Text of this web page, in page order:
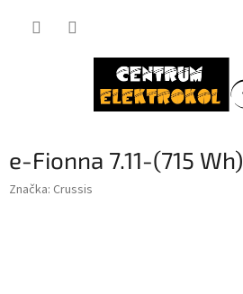
e-Fionna 7.11-(715 Wh)
Značka: Crussis